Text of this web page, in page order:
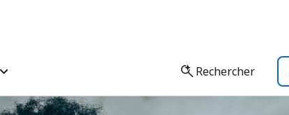
Rechercher